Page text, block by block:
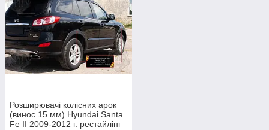
Розширювачі колісних арок
(винос 15 мм) Hyundai Santa
Fe II 2009-2012 г. рестайлінг